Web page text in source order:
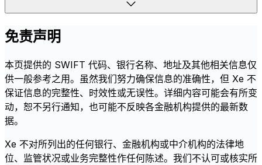
免责声明
本页提供的 SWIFT 代码、银行名称、地址及其他相关信息仅
供一般参考之用。虽然我们努力确保信息的准确性，但 Xe 不
保证信息的完整性、时效性或无误性。详细内容可能会有所变
动，恕不另行通知，也可能不反映各金融机构提供的最新数
据。
Xe 不对所列出的任何银行、金融机构或中介机构的法律地
位、监管状况或业务完整性作任何陈述。我们不认可或核实所